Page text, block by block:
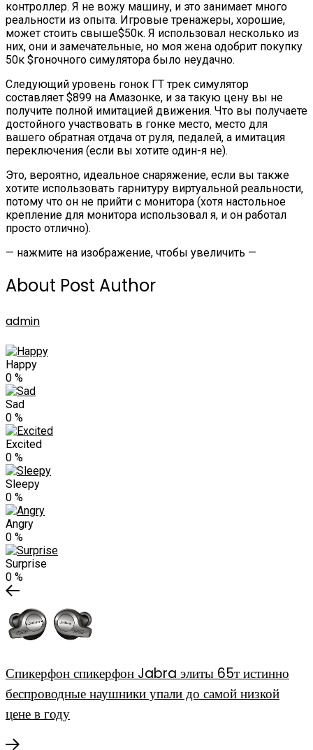
контроллер. Я не вожу машину, и это занимает много
реальности из опыта. Игровые тренажеры, хорошие,
может стоить свыше$50к. Я использовал несколько из
них, они и замечательные, но моя жена одобрит покупку
50к $гоночного симулятора было неудачно.
Следующий уровень гонок ГТ трек симулятор
составляет $899 на Амазонке, и за такую цену вы не
получите полной имитацией движения. Что вы получаете
достойного участвовать в гонке место, место для
вашего обратная отдача от руля, педалей, а имитация
переключения (если вы хотите один-я не).
Это, вероятно, идеальное снаряжение, если вы также
хотите использовать гарнитуру виртуальной реальности,
потому что он не прийти с монитора (хотя настольное
крепление для монитора использовал я, и он работал
просто отлично).
— нажмите на изображение, чтобы увеличить —
About Post Author
admin
Happy
0 %
Sad
0 %
Excited
0 %
Sleepy
0 %
Angry
0 %
Surprise
0 %
Спикерфон спикерфон Jabra элиты 65т истинно
беспроводные наушники упали до самой низкой
цене в году